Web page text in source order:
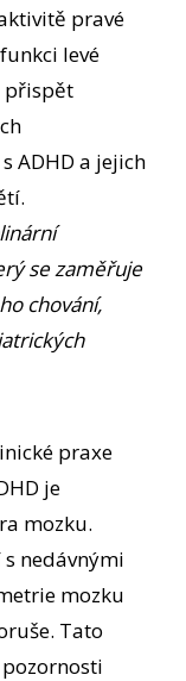
pravé
levé
přispět
ADHD a jejich
se zaměřuje
chování,
praxe
je
mozku.
nedávnými
mozku
Tato